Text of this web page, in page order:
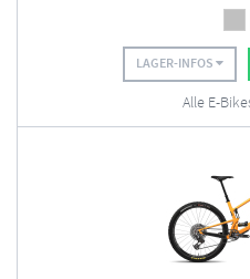
LAGER-INFOS
Alle E-